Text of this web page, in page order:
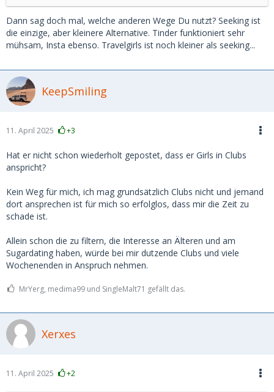
Dann sag doch mal, welche anderen Wege Du nutzt? Seeking ist
die einzige, aber kleinere Alternative. Tinder funktioniert sehr
mühsam, Insta ebenso. Travelgirls ist noch kleiner als seeking...
KeepSmiling
11. April 2025 +3
Hat er nicht schon wiederholt gepostet, dass er Girls in Clubs
anspricht?
Kein Weg für mich, ich mag grundsätzlich Clubs nicht und jemand
dort ansprechen ist für mich so erfolglos, dass mir die Zeit zu
schade ist.
Allein schon die zu filtern, die Interesse an Älteren und am
Sugardating haben, würde bei mir dutzende Clubs und viele
Wochenenden in Anspruch nehmen.
MrYerg, medima99 und SingleMalt71 gefällt das.
Xerxes
11. April 2025 +2